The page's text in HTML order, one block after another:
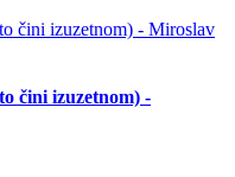
čini izuzetnom) -